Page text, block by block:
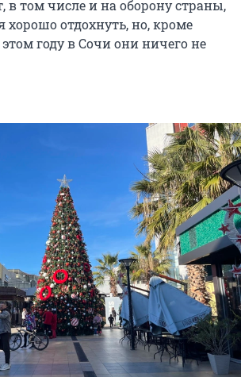
в том числе и на оборону страны,
хорошо отдохнуть, но, кроме
году в Сочи они ничего не